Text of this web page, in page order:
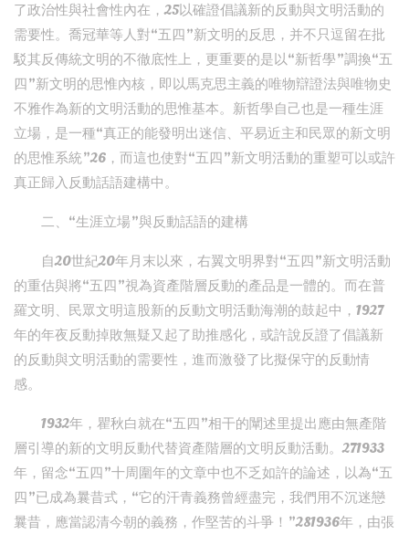
了政治性與社會性內在，25以確證倡議新的反動與文明活動的
需要性。喬冠華等人對“五四”新文明的反思，并不只逗留在批
駁其反傳統文明的不徹底性上，更重要的是以“新哲學”調換“五
四”新文明的思惟內核，即以馬克思主義的唯物辯證法與唯物史
不雅作為新的文明活動的思惟基本。新哲學自己也是一種生涯
立場，是一種“真正的能發明出迷信、平易近主和民眾的新文明
的思惟系統”26，而這也使對“五四”新文明活動的重塑可以或許
真正歸入反動話語建構中。
二、“生涯立場”與反動話語的建構
自20世紀20年月末以來，右翼文明界對“五四”新文明活動
的重估與將“五四”視為資產階層反動的產品是一體的。而在普
羅文明、民眾文明這股新的反動文明活動海潮的鼓起中，1927
年的年夜反動掉敗無疑又起了助推感化，或許說反證了倡議新
的反動與文明活動的需要性，進而激發了比擬保守的反動情
感。
1932年，瞿秋白就在“五四”相干的闡述里提出應由無產階
層引導的新的文明反動代替資產階層的文明反動活動。271933
年，留念“五四”十周圍年的文章中也不乏如許的論述，以為“五
四”已成為曩昔式，“它的汗青義務曾經盡完，我們用不沉迷戀
曩昔，應當認清今朝的義務，作堅苦的斗爭！”281936年，由張